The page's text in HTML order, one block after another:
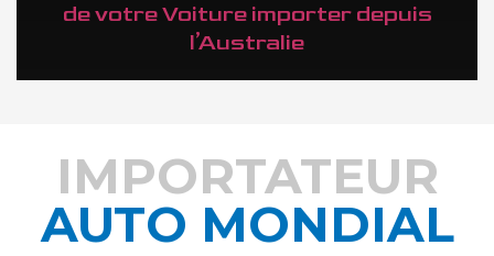
de votre Voiture importer depuis
l’Australie
DÉCOUVREZ COMMENT
IMPORTATEUR
AUTO MONDIAL